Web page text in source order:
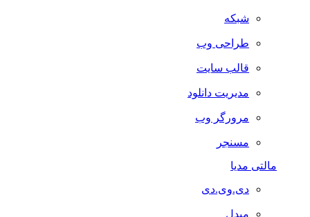
شبکه
طراحی وب
قالب سایت
مدیریت دانلود
مرورگر وب
مسنجر
مالتی مدیا
دی.وی.دی
مبدل